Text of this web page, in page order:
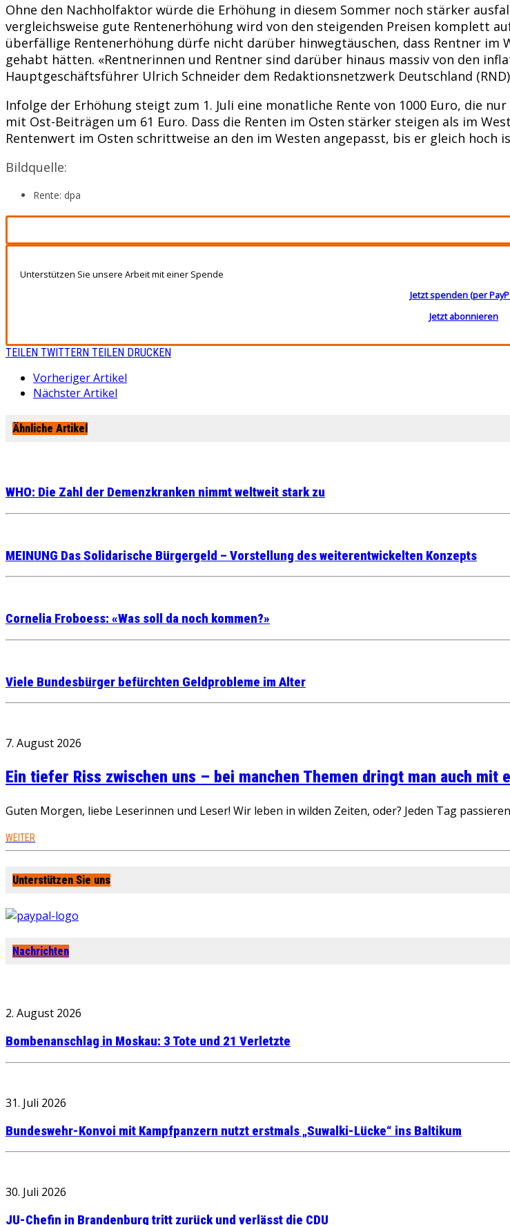
Ohne den Nachholfaktor würde die Erhöhung in diesem Sommer noch stärker
vergleichsweise gute Rentenerhöhung wird von den steigenden Preisen komplett
überfällige Rentenerhöhung dürfe nicht darüber hinwegtäuschen, dass Rentner im
gehabt hätten. «Rentnerinnen und Rentner sind darüber hinaus massiv von den
Hauptgeschäftsführer Ulrich Schneider dem Redaktionsnetzwerk Deutschland
Infolge der Erhöhung steigt zum 1. Juli eine monatliche Rente von 1000 Euro, die
mit Ost-Beiträgen um 61 Euro. Dass die Renten im Osten stärker steigen als im
Rentenwert im Osten schrittweise an den im Westen angepasst, bis er gleich hoch
Bildquelle:
Rente: dpa
Unterstützen Sie unsere Arbeit mit einer Spende
Jetzt spenden (per
Jetzt abonnieren
TEILEN TWITTERN TEILEN DRUCKEN
Vorheriger Artikel
Nächster Artikel
Ähnliche Artikel
WHO: Die Zahl der Demenzkranken nimmt weltweit stark zu
MEINUNG Das Solidarische Bürgergeld – Vorstellung des weiterentwickelten Konzepts
Cornelia Froboess: «Was soll da noch kommen?»
Viele Bundesbürger befürchten Geldprobleme im Alter
7. August 2026
Ein tiefer Riss zwischen uns – bei manchen Themen dringt man auch mit
Guten Morgen, liebe Leserinnen und Leser! Wir leben in wilden Zeiten, oder? Jeden Tag
WEITER
Unterstützen Sie uns
Nachrichten
2. August 2026
Bombenanschlag in Moskau: 3 Tote und 21 Verletzte
31. Juli 2026
Bundeswehr-Konvoi mit Kampfpanzern nutzt erstmals „Suwalki-Lücke“ ins Baltikum
30. Juli 2026
JU-Chefin in Brandenburg tritt zurück und verlässt die CDU